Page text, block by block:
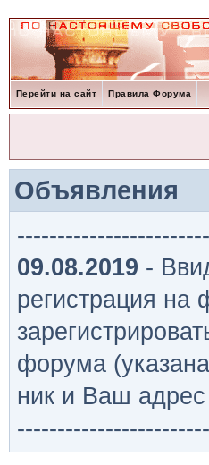
Перейти на сайт Правила Форума
Объявления
09.08.2019 -
регистрация на
форума
ник и Ваш адрес